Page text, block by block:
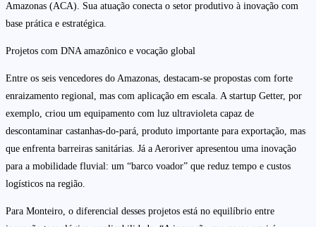
Amazonas (ACA). Sua atuação conecta o setor produtivo à inovação com
base prática e estratégica.
Projetos com DNA amazônico e vocação global
Entre os seis vencedores do Amazonas, destacam-se propostas com forte
enraizamento regional, mas com aplicação em escala. A startup Getter, por
exemplo, criou um equipamento com luz ultravioleta capaz de
descontaminar castanhas-do-pará, produto importante para exportação, mas
que enfrenta barreiras sanitárias. Já a Aeroriver apresentou uma inovação
para a mobilidade fluvial: um “barco voador” que reduz tempo e custos
logísticos na região.
Para Monteiro, o diferencial desses projetos está no equilíbrio entre